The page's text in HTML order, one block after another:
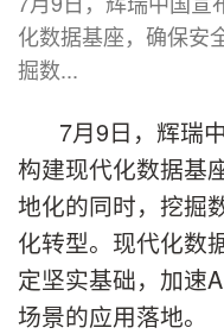
化数据基座，确保安
掘数...
7月9日，辉瑞
构建现代化数据基
地化的同时，挖掘
化转型。现代化数
定坚实基础，加速
场景的应用落地。